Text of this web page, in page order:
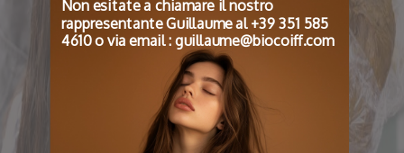
Non esitate a chiamare il nostro
rappresentante Guillaume al +39 351 585
4610 o via email : guillaume@biocoiff.com